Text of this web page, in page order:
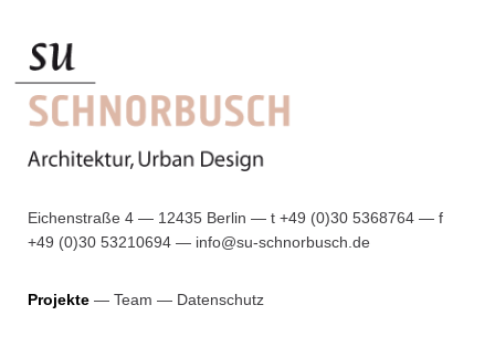
Eichenstraße 4 — 12435 Berlin — t +49 (0)30 5368764 — f
+49 (0)30 53210694 — info@su-schnorbusch.de
Projekte Team Datenschutz